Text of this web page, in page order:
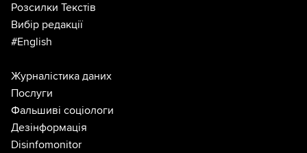
Розсилки Текстів
Вибір редакції
#English
Журналістика даних
Послуги
Фальшиві соціологи
Дезінформація
Disinfomonitor